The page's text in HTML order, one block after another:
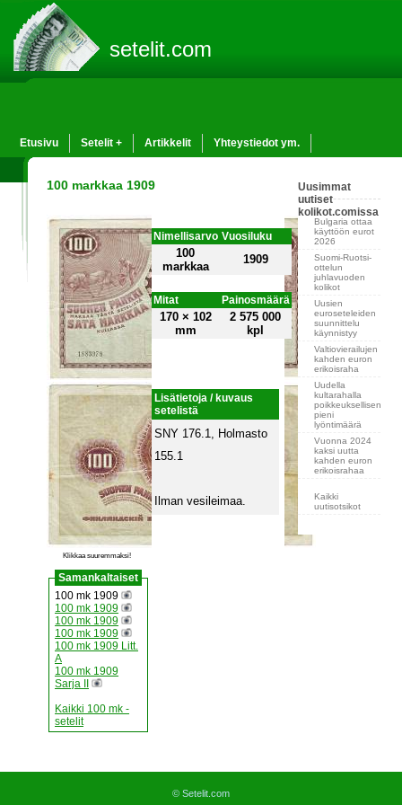
setelit.com
Etusivu Setelit + Artikkelit Yhteystiedot ym.
100 markkaa 1909
Klikkaa suuremmaksi!
Samankaltaiset
100 mk 1909
100 mk 1909
100 mk 1909
100 mk 1909
100 mk 1909 Litt.
A
100 mk 1909
Sarja II
Kaikki 100 mk -
setelit
Nimellisarvo Vuosiluku
100
markkaa
1909
Mitat Painosmäärä
170 × 102
mm
2 575 000
kpl
Lisätietoja / kuvaus
setelistä
SNY 176.1, Holmasto
155.1
Ilman vesileimaa.
Uusimmat
uutiset
kolikot.comissa
Bulgaria ottaa
käyttöön eurot
2026
Suomi-Ruotsi-
ottelun
juhlavuoden
kolikot
Uusien
euroseteleiden
suunnittelu
käynnistyy
Valtiovierailujen
kahden euron
erikoisraha
Uudella
kultarahalla
poikkeuksellisen
pieni
lyöntimäärä
Vuonna 2024
kaksi uutta
kahden euron
erikoisrahaa
Kaikki
uutisotsikot
© Setelit.com